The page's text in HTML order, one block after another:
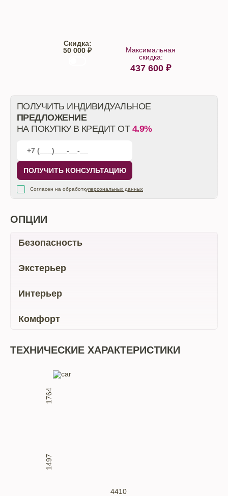
Скидка:
50 000 ₽
Максимальная
скидка:
437 600 ₽
ПОЛУЧИТЬ ИНДИВИДУАЛЬНОЕ
ПРЕДЛОЖЕНИЕ
НА ПОКУПКУ В КРЕДИТ ОТ 4.9%
ПОЛУЧИТЬ КОНСУЛЬТАЦИЮ
Согласен на обработкуперсональных данных
ОПЦИИ
Безопасность
Экстерьер
Интерьер
Комфорт
ТЕХНИЧЕСКИЕ ХАРАКТЕРИСТИКИ
4410
1497
1764